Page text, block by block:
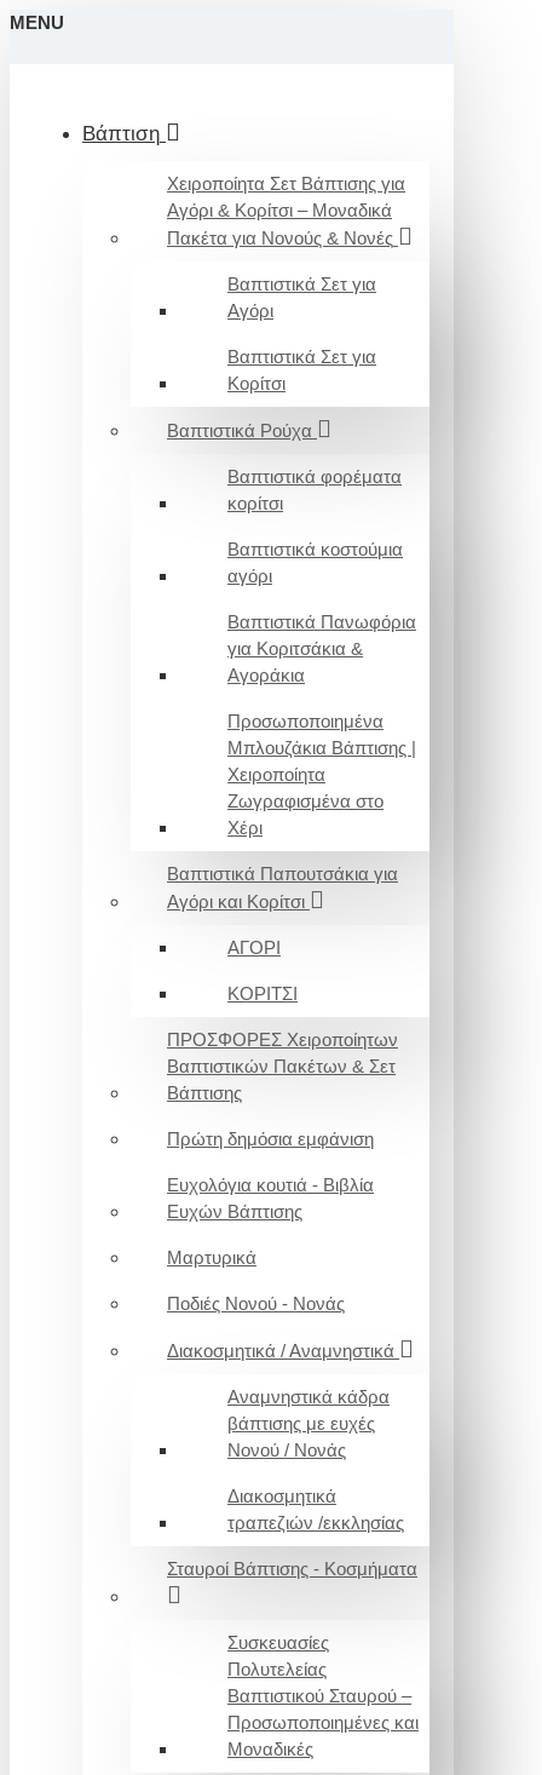
MENU
Βάπτιση
Χειροποίητα Σετ Βάπτισης για
Αγόρι & Κορίτσι – Μοναδικά
Πακέτα για Νονούς & Νονές
Βαπτιστικά Σετ για
Αγόρι
Βαπτιστικά Σετ για
Κορίτσι
Βαπτιστικά Ρούχα
Βαπτιστικά φορέματα
κορίτσι
Βαπτιστικά κοστούμια
αγόρι
Βαπτιστικά Πανωφόρια
για Κοριτσάκια &
Αγοράκια
Προσωποποιημένα
Μπλουζάκια Βάπτισης |
Χειροποίητα
Ζωγραφισμένα στο
Χέρι
Βαπτιστικά Παπουτσάκια για
Αγόρι και Κορίτσι
ΑΓΟΡΙ
ΚΟΡΙΤΣΙ
ΠΡΟΣΦΟΡΕΣ Χειροποίητων
Βαπτιστικών Πακέτων & Σετ
Βάπτισης
Πρώτη δημόσια εμφάνιση
Ευχολόγια κουτιά - Βιβλία
Ευχών Βάπτισης
Μαρτυρικά
Ποδιές Νονού - Νονάς
Διακοσμητικά / Αναμνηστικά
Αναμνηστικά κάδρα
βάπτισης με ευχές
Νονού / Νονάς
Διακοσμητικά
τραπεζιών /εκκλησίας
Σταυροί Βάπτισης - Κοσμήματα
Συσκευασίες
Πολυτελείας
Βαπτιστικού Σταυρού –
Προσωποποιημένες και
Μοναδικές